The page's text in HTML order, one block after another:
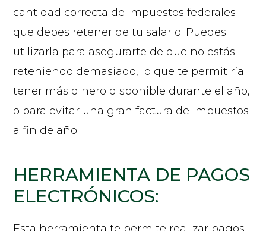
cantidad correcta de impuestos federales
que debes retener de tu salario. Puedes
utilizarla para asegurarte de que no estás
reteniendo demasiado, lo que te permitiría
tener más dinero disponible durante el año,
o para evitar una gran factura de impuestos
a fin de año.
HERRAMIENTA DE PAGOS
ELECTRÓNICOS:
Esta herramienta te permite realizar pagos